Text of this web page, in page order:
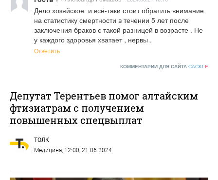
Дело хозяйское  и всё-таки стоит обратить внимание
на статистику смертности в течении 5 лет после
заключения браков с такой разницей в возрасте . Не
у каждого здоровья хватает , нервы .
Ответить
КОММЕНТАРИИ ДЛЯ САЙТА CACKL E
Депутат Терентьев помог алтайским
фтизиатрам с получением
повышенных спецвыплат
ТОЛК
Медицина, 12:00, 21.06.2024